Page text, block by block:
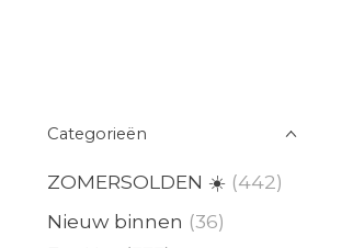
Categorieën
ZOMERSOLDEN ☀️ (442)
Nieuw binnen (36)